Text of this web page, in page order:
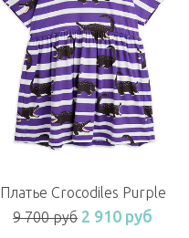
Платье Crocodiles Purple
9 700 руб 2 910 руб